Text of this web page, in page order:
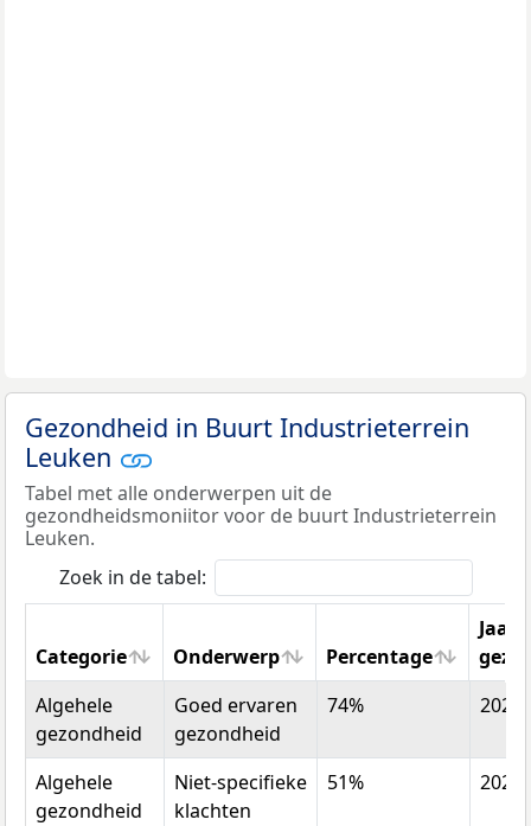
Gezondheid in Buurt Industrieterrein
Leuken
Tabel met alle onderwerpen uit de
gezondheidsmoniitor voor de buurt Industrieterrein
Leuken.
Zoek in de tabel:
Categorie Onderwerp Percentage
Jaar
Categorie
Onderwerp Percentage
Jaar
Algehele
gezondheid
Goed ervaren
gezondheid
74% 2022
Algehele
gezondheid
Niet-specifieke
klachten
51% 2022